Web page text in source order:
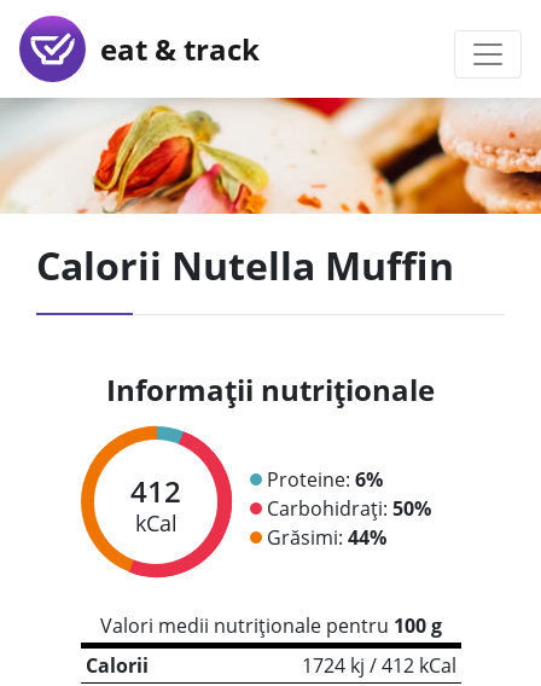
eat & track
Calorii Nutella Muffin
Informații nutriționale
412
kCal
Proteine: 6%
Carbohidrați: 50%
Grăsimi: 44%
Valori medii nutriționale pentru 100 g
Calorii
1724 kj / 412 kCal